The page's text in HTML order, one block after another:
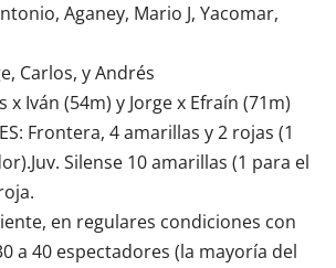
Aganey, Mario J, Yacomar,
Carlos, y Andrés
x Iván (54m) y Jorge x Efraín (71m)
Frontera, 4 amarillas y 2 rojas (1
Silense 10 amarillas (1 para el
en regulares condiciones con
a 40 espectadores (la mayoría del